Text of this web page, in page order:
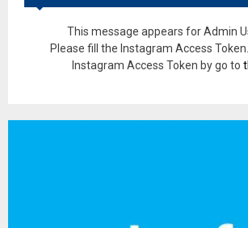
This message appears for Admin
Please fill the Instagram Access
Instagram Access Token by go to